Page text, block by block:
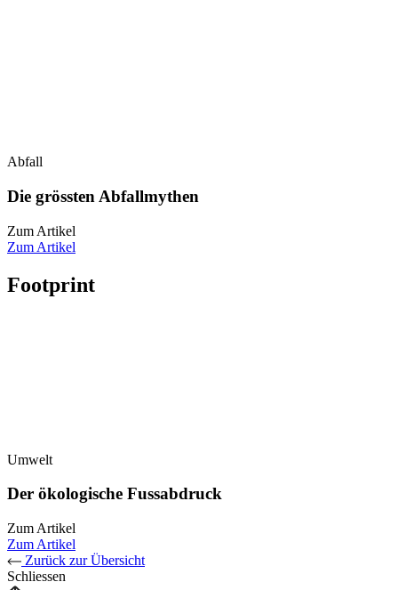
Abfall
Die grössten Abfallmythen
Zum Artikel
Zum Artikel
Footprint
Umwelt
Der ökologische Fussabdruck
Zum Artikel
Zum Artikel
Zurück zur Übersicht
Schliessen